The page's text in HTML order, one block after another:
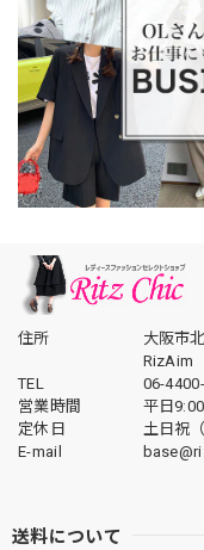
住所
大阪市
RizAim
TEL
06-
営業時間
平日
定休日
土日祝
E-mail
送料について